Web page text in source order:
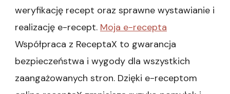
weryfikację recept oraz sprawne wystawianie i
realizację e-recept. Moja e-recepta
Współpraca z ReceptaX to gwarancja
bezpieczeństwa i wygody dla wszystkich
zaangażowanych stron. Dzięki e-receptom